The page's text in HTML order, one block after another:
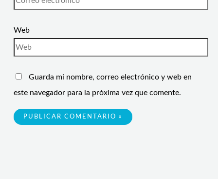
Web
Guarda mi nombre, correo electrónico y web en
este navegador para la próxima vez que comente.